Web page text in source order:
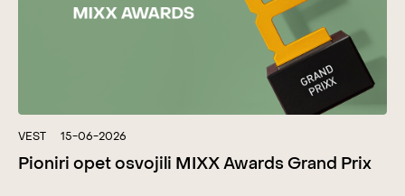
VEST 15-06-2026
Pioniri opet osvojili MIXX Awards Grand Prix